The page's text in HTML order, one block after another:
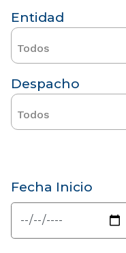
Entidad
Todos
Despacho
Todos
Fecha Inicio